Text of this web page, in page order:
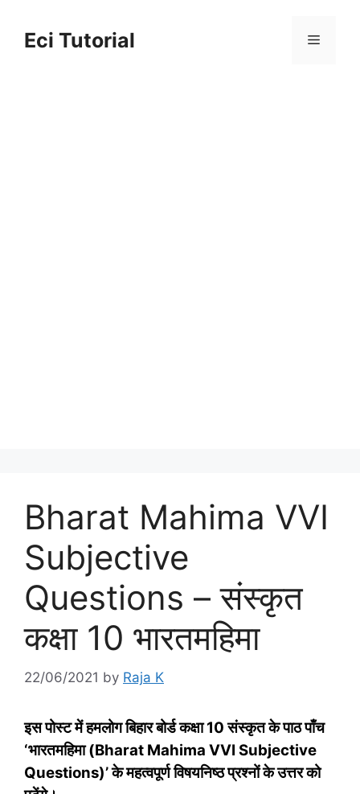
contentEci Tutorial Menu
Bharat Mahima VVI
Subjective
Questions – संस्‍कृत
कक्षा 10 भारतमहिमा
22/06/2021 by Raja K
इस पोस्‍ट में हमलोग बिहार बोर्ड कक्षा 10 संस्‍कृत के पाठ पाँच
‘भारतमहिमा(Bharat Mahima VVI Subjective
Questions)’ के महत्‍वपूर्ण विषयनिष्‍ठ प्रश्‍नों के उत्तर को